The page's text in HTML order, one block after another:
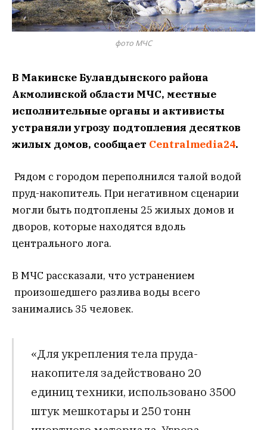
фото МЧС
В Макинске Буландынского района
Акмолинской области МЧС, местные
исполнительные органы и активисты
устраняли угрозу подтопления десятков
жилых домов, сообщает Centralmedia24.
Рядом с городом переполнился талой водой
пруд-накопитель. При негативном сценарии
могли быть подтоплены 25 жилых домов и
дворов, которые находятся вдоль
центрального лога.
В МЧС рассказали, что устранением
произошедшего разлива воды всего
занимались 35 человек.
«Для укрепления тела пруда-
накопителя задействовано 20
единиц техники, использовано 3500
штук мешкотары и 250 тонн